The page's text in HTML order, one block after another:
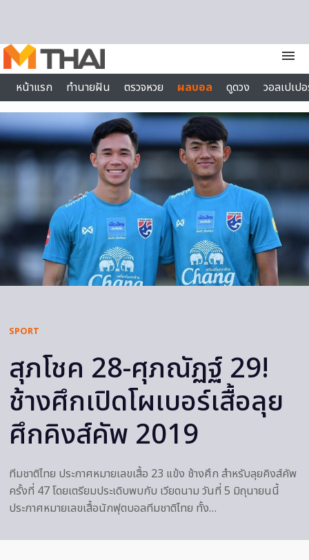
menu
หน้าแรก
ทำนายฝัน ตรวจหวย ผลบอล ดูดวง
วอลเปเป
ไลฟ์สไตล์
SPORT
สุภโชค 28-ศุภณัฏฐ์ 29!
ช้างศึกเปิดโผเบอร์เสื้อลุย
ศึกคิงส์คัพ 2019
ทีมชาติไทย ประกาศหมายเลขเสื้อ 23 แข้ง ช้างศึก สำหรับลุยคิงส์คัพ
ครั้งที่ 47 โดยเตรียมประเดิบพบกับ เวียดนาม วันที่ 5 มิถุนายนนี้
ประกาศหมายเลขเสื้อนักฟุตบอลทีมชาติไทย ทั้ง…